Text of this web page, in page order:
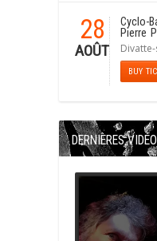
28
AOÛT
Cyclo-
Pierre
BUY
DERNIÈRES